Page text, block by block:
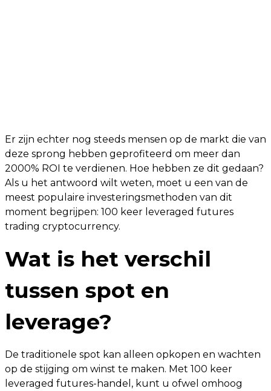
Er zijn echter nog steeds mensen op de markt die van
deze sprong hebben geprofiteerd om meer dan
2000% ROI te verdienen. Hoe hebben ze dit gedaan?
Als u het antwoord wilt weten, moet u een van de
meest populaire investeringsmethoden van dit
moment begrijpen: 100 keer leveraged futures
trading cryptocurrency.
Wat is het verschil
tussen spot en
leverage?
De traditionele spot kan alleen opkopen en wachten
op de stijging om winst te maken. Met 100 keer
leveraged futures-handel, kunt u ofwel omhoog